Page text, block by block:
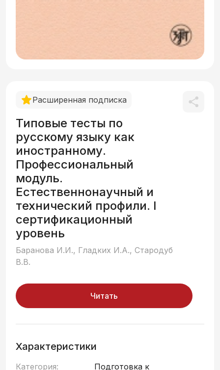
Расширенная подписка
Типовые тесты по
русскому языку как
иностранному.
Профессиональный
модуль.
Естественнонаучный и
технический профили. I
сертификационный
уровень
Баранова И.И., Гладких И.А., Стародуб
В.В.
Читать
Характеристики
Категория:
Подготовка к